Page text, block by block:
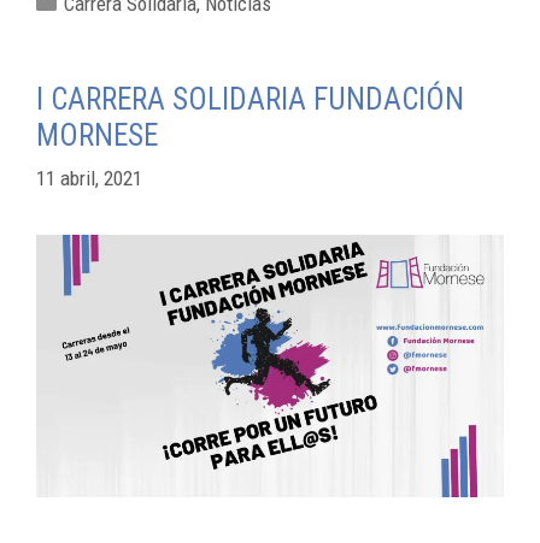
I CARRERA SOLIDARIA FUNDACIÓN
MORNESE
11 abril, 2021